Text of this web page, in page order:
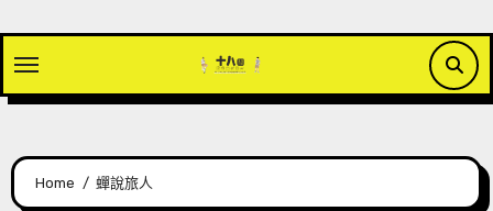
content
Home 蟬說旅人